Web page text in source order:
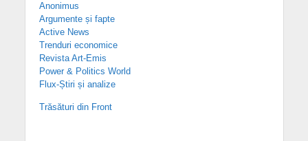
Anonimus
Argumente și fapte
Active News
Trenduri economice
Revista Art-Emis
Power & Politics World
Flux-Știri și analize
Trăsături din Front